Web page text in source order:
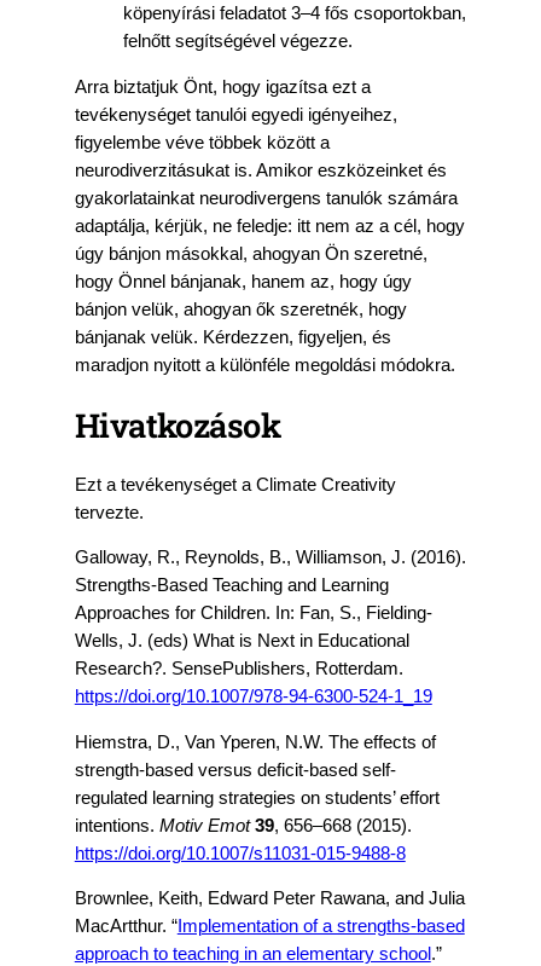
köpenyírási feladatot 3–4 fős csoportokban,
felnőtt segítségével végezze.
Arra biztatjuk Önt, hogy igazítsa ezt a
tevékenységet tanulói egyedi igényeihez,
figyelembe véve többek között a
neurodiverzitásukat is. Amikor eszközeinket és
gyakorlatainkat neurodivergens tanulók számára
adaptálja, kérjük, ne feledje: itt nem az a cél, hogy
úgy bánjon másokkal, ahogyan Ön szeretné,
hogy Önnel bánjanak, hanem az, hogy úgy
bánjon velük, ahogyan ők szeretnék, hogy
bánjanak velük. Kérdezzen, figyeljen, és
maradjon nyitott a különféle megoldási módokra.
Hivatkozások
Ezt a tevékenységet a Climate Creativity
tervezte.
Galloway, R., Reynolds, B., Williamson, J. (2016).
Strengths-Based Teaching and Learning
Approaches for Children. In: Fan, S., Fielding-
Wells, J. (eds) What is Next in Educational
Research?. SensePublishers, Rotterdam.
https://doi.org/10.1007/978-94-6300-524-1_19
Hiemstra, D., Van Yperen, N.W. The effects of
strength-based versus deficit-based self-
regulated learning strategies on students’ effort
intentions. Motiv Emot 39, 656–668 (2015).
https://doi.org/10.1007/s11031-015-9488-8
Brownlee, Keith, Edward Peter Rawana, and Julia
MacArtthur. “Implementation of a strengths-based
approach to teaching in an elementary school .”